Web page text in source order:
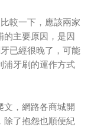
較一下，應該兩家
的主要原因，是因
已經很晚了，可能
浦牙刷的運作方式
文，網路各商城開
除了抱怨也順便紀